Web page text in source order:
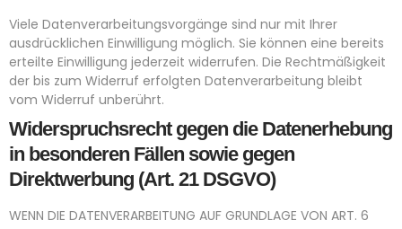
Viele Datenverarbeitungsvorgänge sind nur mit Ihrer
ausdrücklichen Einwilligung möglich. Sie können eine bereits
erteilte Einwilligung jederzeit widerrufen. Die Rechtmäßigkeit
der bis zum Widerruf erfolgten Datenverarbeitung bleibt
vom Widerruf unberührt.
Widerspruchsrecht gegen die Datenerhebung
in besonderen Fällen sowie gegen
Direktwerbung (Art. 21 DSGVO)
WENN DIE DATENVERARBEITUNG AUF GRUNDLAGE VON ART. 6